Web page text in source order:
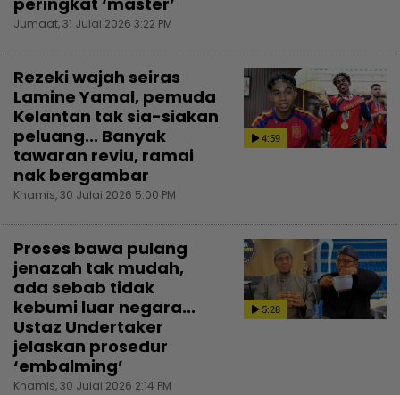
Jumaat, 31 Julai 2026 3:22 PM
4:59
Rezeki wajah seiras
Lamine Yamal, pemuda
Kelantan tak sia-siakan
peluang... Banyak
tawaran reviu, ramai
nak bergambar
Khamis, 30 Julai 2026 5:00 PM
5:28
Proses bawa pulang
jenazah tak mudah,
ada sebab tidak
kebumi luar negara...
Ustaz Undertaker
jelaskan prosedur
‘embalming’
Khamis, 30 Julai 2026 2:14 PM